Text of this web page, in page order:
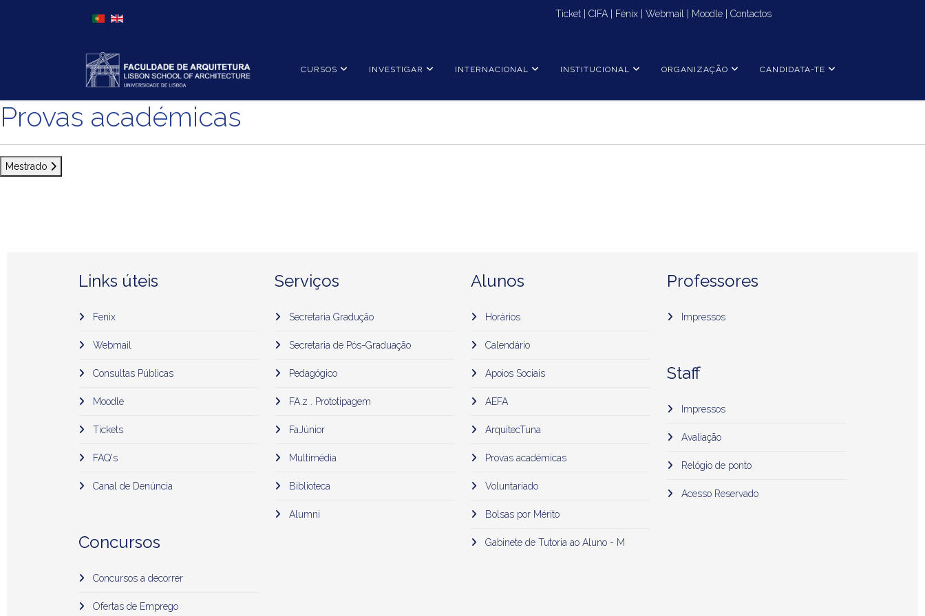
Escolha o seu idioma Ticket CIFA Fénix Webmail Moodle Contactos
CURSOS INVESTIGAR INTERNACIONAL INSTITUCIONAL ORGANIZAÇÃO CANDIDATA-TE
Provas académicas
Mestrado
Links úteis
Fenix
Webmail
Consultas Públicas
Moodle
Tickets
FAQ's
Canal de Denúncia
Concursos
Concursos a decorrer
Ofertas de Emprego
Serviços
Secretaria Gradução
Secretaria de Pós-Graduação
Pedagógico
FA.z . Prototipagem
FaJúnior
Multimédia
Biblioteca
Alumni
Alunos
Horários
Calendário
Apoios Sociais
AEFA
ArquitecTuna
Provas académicas
Voluntariado
Bolsas por Mérito
Gabinete de Tutoria ao Aluno - M
Professores
Impressos
Staff
Impressos
Avaliação
Relógio de ponto
Acesso Reservado